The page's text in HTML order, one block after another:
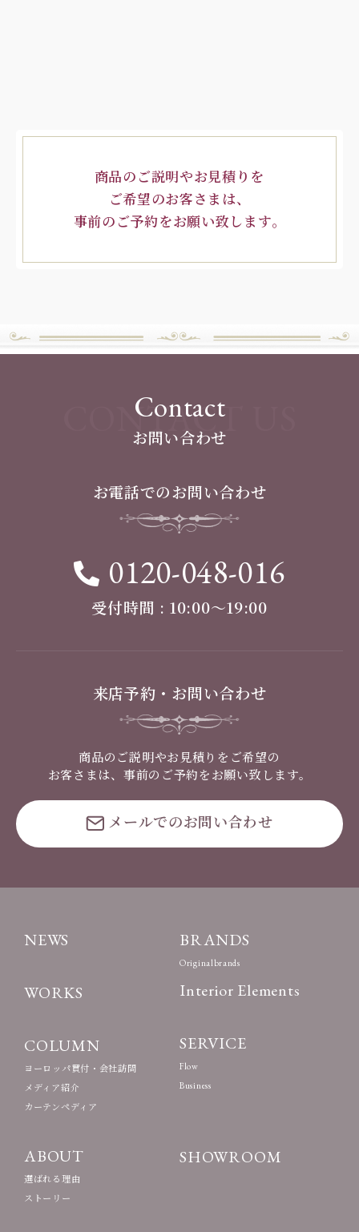
商品のご説明やお見積りを
ご希望のお客さまは、
事前のご予約をお願い致します。
Contact
お問い合わせ
CONTACT US
お電話でのお問い合わせ
0120-048-016
受付時間 : 10:00〜19:00
来店予約・お問い合わせ
商品のご説明やお見積りをご希望の
お客さまは、事前のご予約をお願い致します。
メールでのお問い合わせ
NEWS
WORKS
COLUMN
ヨーロッパ買付・会社訪問
メディア紹介
カーテンペディア
ABOUT
選ばれる理由
ストーリー
BRANDS
Originalbrands
Interior Elements
SERVICE
Flow
Business
SHOWROOM